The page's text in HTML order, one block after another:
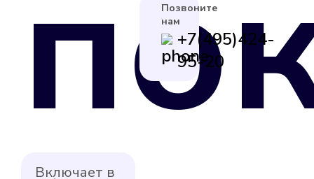
Включает в
Позвоните
нам
+7(495)424-
95-20